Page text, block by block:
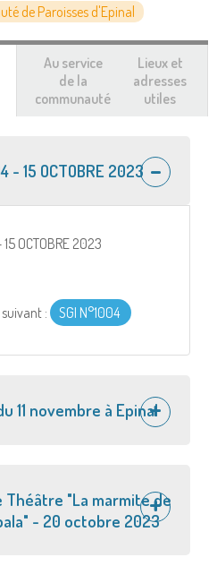
de Paroisses d'Epinal
Au service
de la
communauté
Lieux et
adresses
utiles
- 15 OCTOBRE 2023
OCTOBRE 2023
: SGI N°1004
11 novembre à Epinal
Théâtre "La marmite de
- 20 octobre 2023